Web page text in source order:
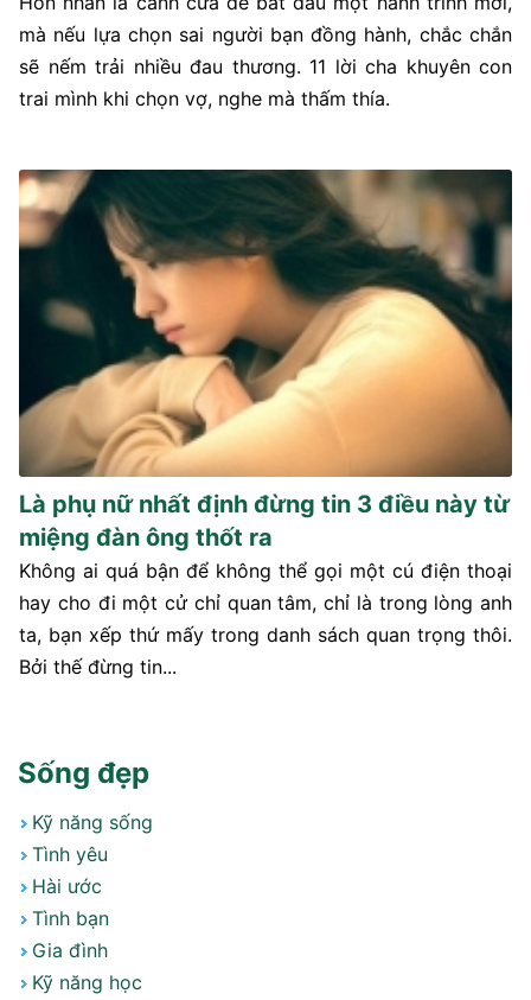
mà nếu lựa chọn sai người bạn đồng hành, chắc chắn
sẽ nếm trải nhiều đau thương. 11 lời cha khuyên con
trai mình khi chọn vợ, nghe mà thấm thía.
Là phụ nữ nhất định đừng tin 3 điều này từ
miệng đàn ông thốt ra
Không ai quá bận để không thể gọi một cú điện thoại
hay cho đi một cử chỉ quan tâm, chỉ là trong lòng anh
ta, bạn xếp thứ mấy trong danh sách quan trọng thôi.
Bởi thế đừng tin...
Sống đẹp
Kỹ năng sống
Tình yêu
Hài ước
Tình bạn
Gia đình
Kỹ năng học